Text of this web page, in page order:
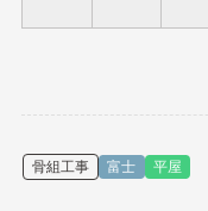
骨組工事 富士 平屋